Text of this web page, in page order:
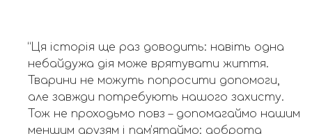
“Ця історія ще раз доводить: навіть одна
небайдужа дія може врятувати життя.
Тварини не можуть попросити допомоги,
але завжди потребують нашого захисту.
Тож не проходьмо повз – допомагаймо нашим
меншим друзям і пам’ятаймо: доброта